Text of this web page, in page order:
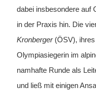
dabei insbesondere auf
in der Praxis hin. Die
Kronberger(ÖSV), ihres
Olympiasiegerin im
namhafte Runde als
und ließ mit einigen